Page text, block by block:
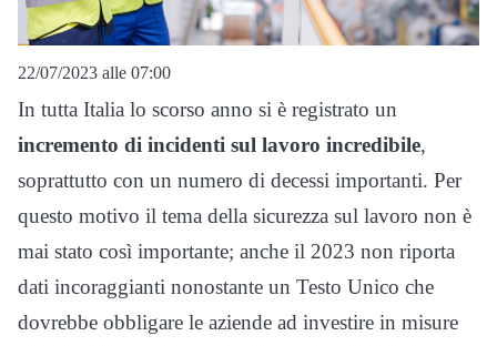
22/07/2023 alle 07:00
In tutta Italia lo scorso anno si è registrato un
incremento di incidenti sul lavoro incredibile,
soprattutto con un numero di decessi importanti. Per
questo motivo il tema della sicurezza sul lavoro non è
mai stato così importante; anche il 2023 non riporta
dati incoraggianti nonostante un Testo Unico che
dovrebbe obbligare le aziende ad investire in misure